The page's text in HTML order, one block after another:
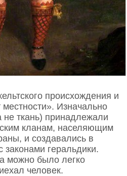
происхождения и
местности». Изначально
ткань) принадлежали
кланам, населяющим
и создавались в
законами геральдики.
можно было легко
человек.